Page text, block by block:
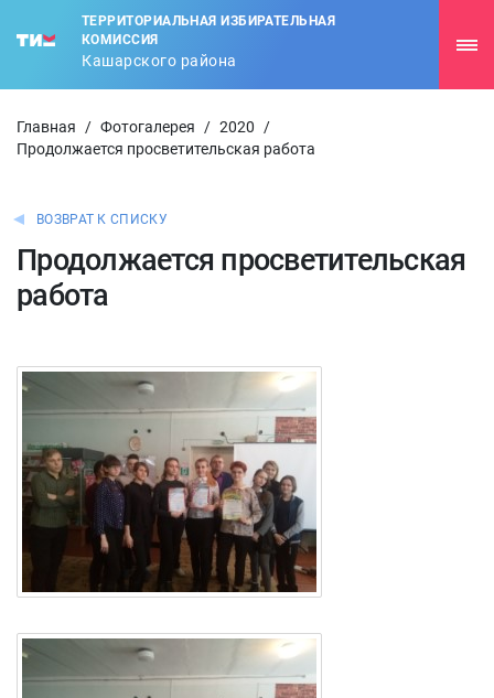
ТЕРРИТОРИАЛЬНАЯ ИЗБИРАТЕЛЬНАЯ
КОМИССИЯ
Кашарского района
Главная / Фотогалерея / 2020
/
Продолжается просветительская работа
ВОЗВРАТ К СПИСКУ
Продолжается просветительская
работа